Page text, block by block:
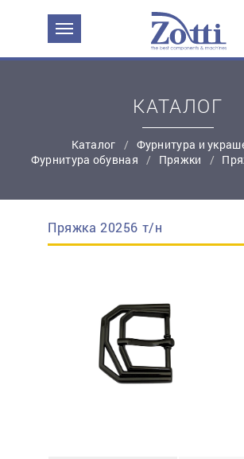
КАТАЛОГ
Каталог
Фурнитура и
Фурнитура обувная
Пряжки
Пряжка 20256 т/н
ЗАДАТЬ ВОПРОС О ПРОДУКТЕ
Эл. почта:*
Контактный телефон:*